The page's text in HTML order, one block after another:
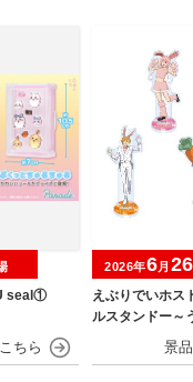
seal①
えぶりでいホス
ルスタンドー～
2026年6月 26